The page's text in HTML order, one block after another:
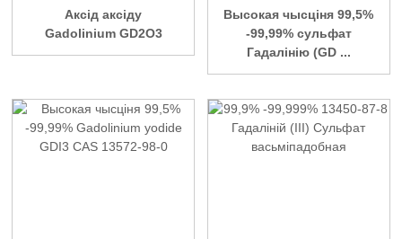
Аксід аксіду
Gadolinium GD2O3
Высокая чысціня 99,5%
-99,99% сульфат
Гадалінію (GD ...